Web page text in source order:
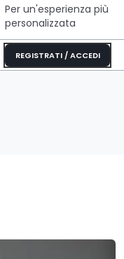
Per un'esperienza più
personalizzata
REGISTRATI / ACCEDI